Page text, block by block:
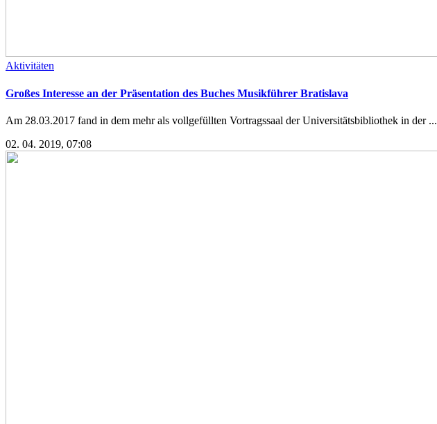
Aktivitäten
Großes Interesse an der Präsentation des Buches Musikführer Bratislava
Am 28.03.2017 fand in dem mehr als vollgefüllten Vortragssaal der Universitätsbibliothek in der ...
02. 04. 2019, 07:08